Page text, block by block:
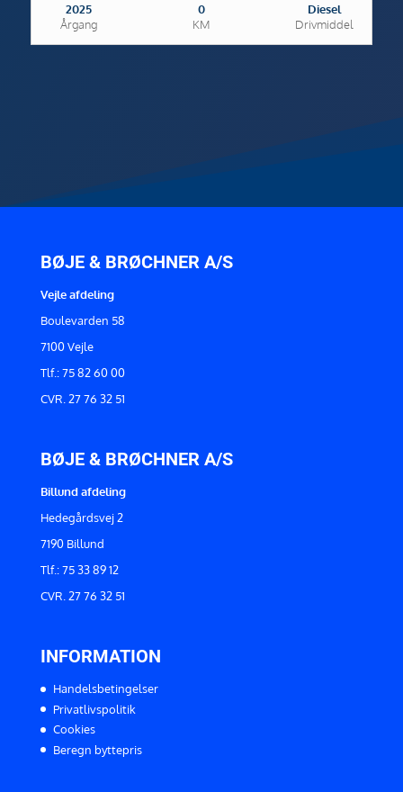
2025
Årgang
0
KM
Diesel
Drivmiddel
BØJE & BRØCHNER A/S
Vejle afdeling
Boulevarden 58
7100 Vejle
Tlf.: 75 82 60 00
CVR. 27 76 32 51
BØJE & BRØCHNER A/S
Billund afdeling
Hedegårdsvej 2
7190 Billund
Tlf.: 75 33 89 12
CVR. 27 76 32 51
INFORMATION
Handelsbetingelser
Privatlivspolitik
Cookies
Beregn byttepris